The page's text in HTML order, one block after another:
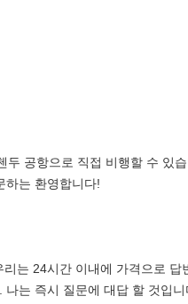
공항으로 직접 비행할 수 있
하는 환영합니다!
는 24시간 이내에 가격으로
는 즉시 질문에 대답 할 것입니